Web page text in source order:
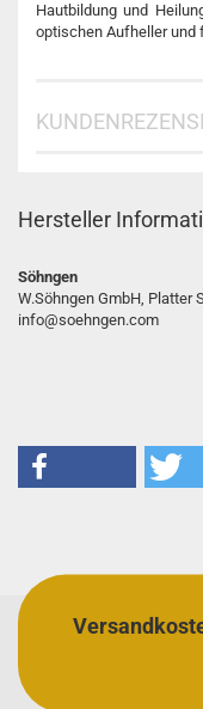
Hautbildung und
optischen Aufheller und
Hersteller
Söhngen
W.Söhngen GmbH, Platter
info@soehngen.com